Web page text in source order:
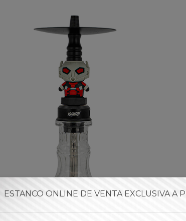
ESTANCO ONLINE DE VENTA EXCLUSIVA A